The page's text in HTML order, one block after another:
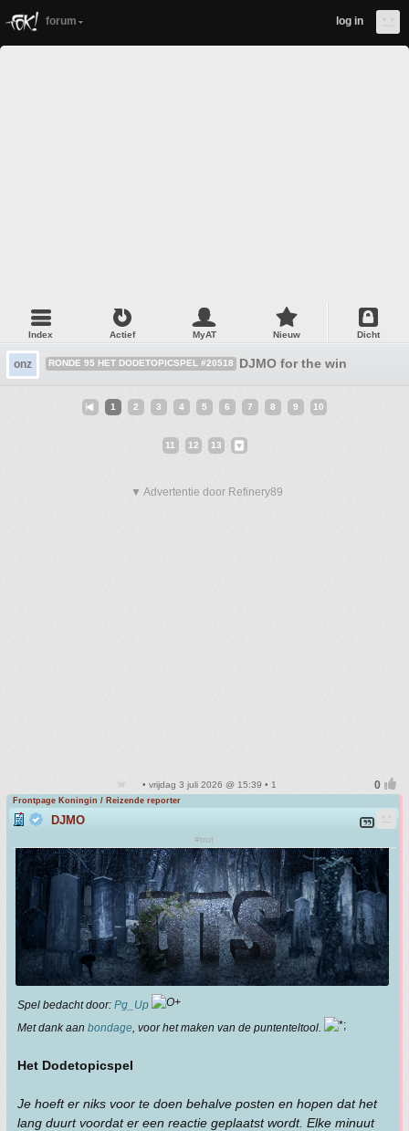
forum log in
Index Actief MyAT Nieuw Dicht
onz RONDE 95 HET DODETOPICSPEL #20518 DJMO for the win
1 2 3 4 5 6 7 8 9 10
11 12 13
▼ Advertentie door Refinery89
• vrijdag 3 juli 2026 @ 15:39 • 1
Frontpage Koningin / Reizende reporter
DJMO
#trut
Spel bedacht door: Pg_Up
Met dank aan bondage , voor het maken van de puntenteltool.
Het DodetopicspeI
Je hoeft er niks voor te doen behalve posten en hopen dat het
lang duurt voordat er een reactie geplaatst wordt. Elke minuut